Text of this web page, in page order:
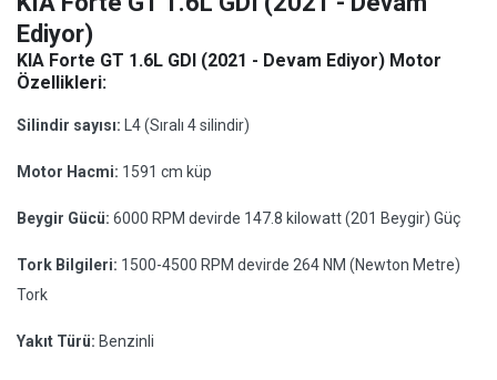
Ediyor)
KIA Forte GT 1.6L GDI (2021 - Devam Ediyor) Motor
Özellikleri:
Silindir sayısı: L4 (Sıralı 4 silindir)
Motor Hacmi: 1591 cm küp
Beygir Gücü: 6000 RPM devirde 147.8 kilowatt (201 Beygir) Güç
Tork Bilgileri: 1500-4500 RPM devirde 264 NM (Newton Metre)
Tork
Yakıt Türü: Benzinli